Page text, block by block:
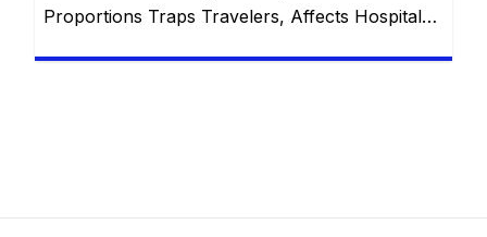
Proportions Traps Travelers, Affects Hospitals,
disrupted emergency communication systems,